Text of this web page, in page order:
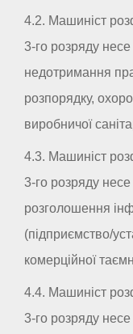
4.2. Машиніст
3-го розряду несе
недотримання
розпорядку,
виробничої
4.3. Машиніст
3-го розряду несе
розголошення
(підприємство/
комерційної
4.4. Машиніст
3-го розряду несе